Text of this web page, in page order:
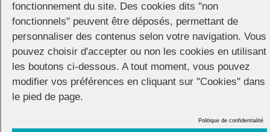
Royaume-Uni, les Philippines, la ville brésilienne, la campagne
allemande. C’est un « moyen de s’échapper, mais aussi de se
retrouver face à un seul et même écran après de longs mois de
désert culturel », promettent les organisateurs .
Rendez-vous aucinéma KATORZA 3 rue Corneille Nantes
fonctionnement du site. Des cookies dits "non
fonctionnels" peuvent être déposés, permettant de
personnaliser des contenus selon votre navigation. Vous
pouvez choisir d'accepter ou non les cookies en utilisant
les boutons ci-dessous. A tout moment, vous pouvez
modifier vos préférences en cliquant sur "Cookies" dans
le pied de page.
Politique de confidentialité